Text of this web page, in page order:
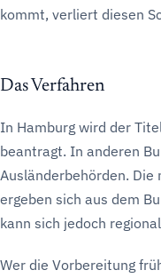
kommt, verliert diesen
Das Verfahren
In Hamburg wird der
beantragt. In anderen
Ausländerbehörden.
ergeben sich aus dem
kann sich jedoch
Wer die Vorbereitung